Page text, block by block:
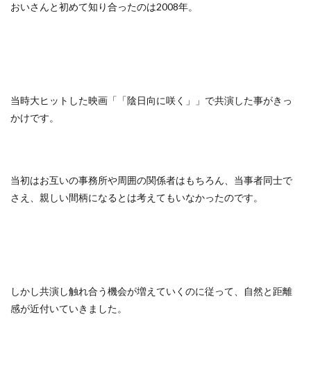
おいさんと初めて知り合ったのは2008年。
当時大ヒットした映画「「陰日向に咲く」」で共演した事がきっ
かけです。
当初はお互いの事務所や周囲の関係者はもちろん、当事者同士で
さえ、親しい間柄になるとは考えてもいなかったのです。
しかし共演し触れ合う機会が増えていくのに従って、自然と距離
感が近付いていきました。